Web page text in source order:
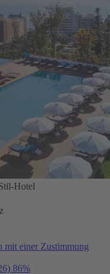
Hotel
mit einer Zustimmung
86%